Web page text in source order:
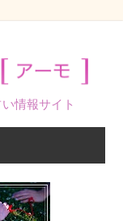
情報サイト